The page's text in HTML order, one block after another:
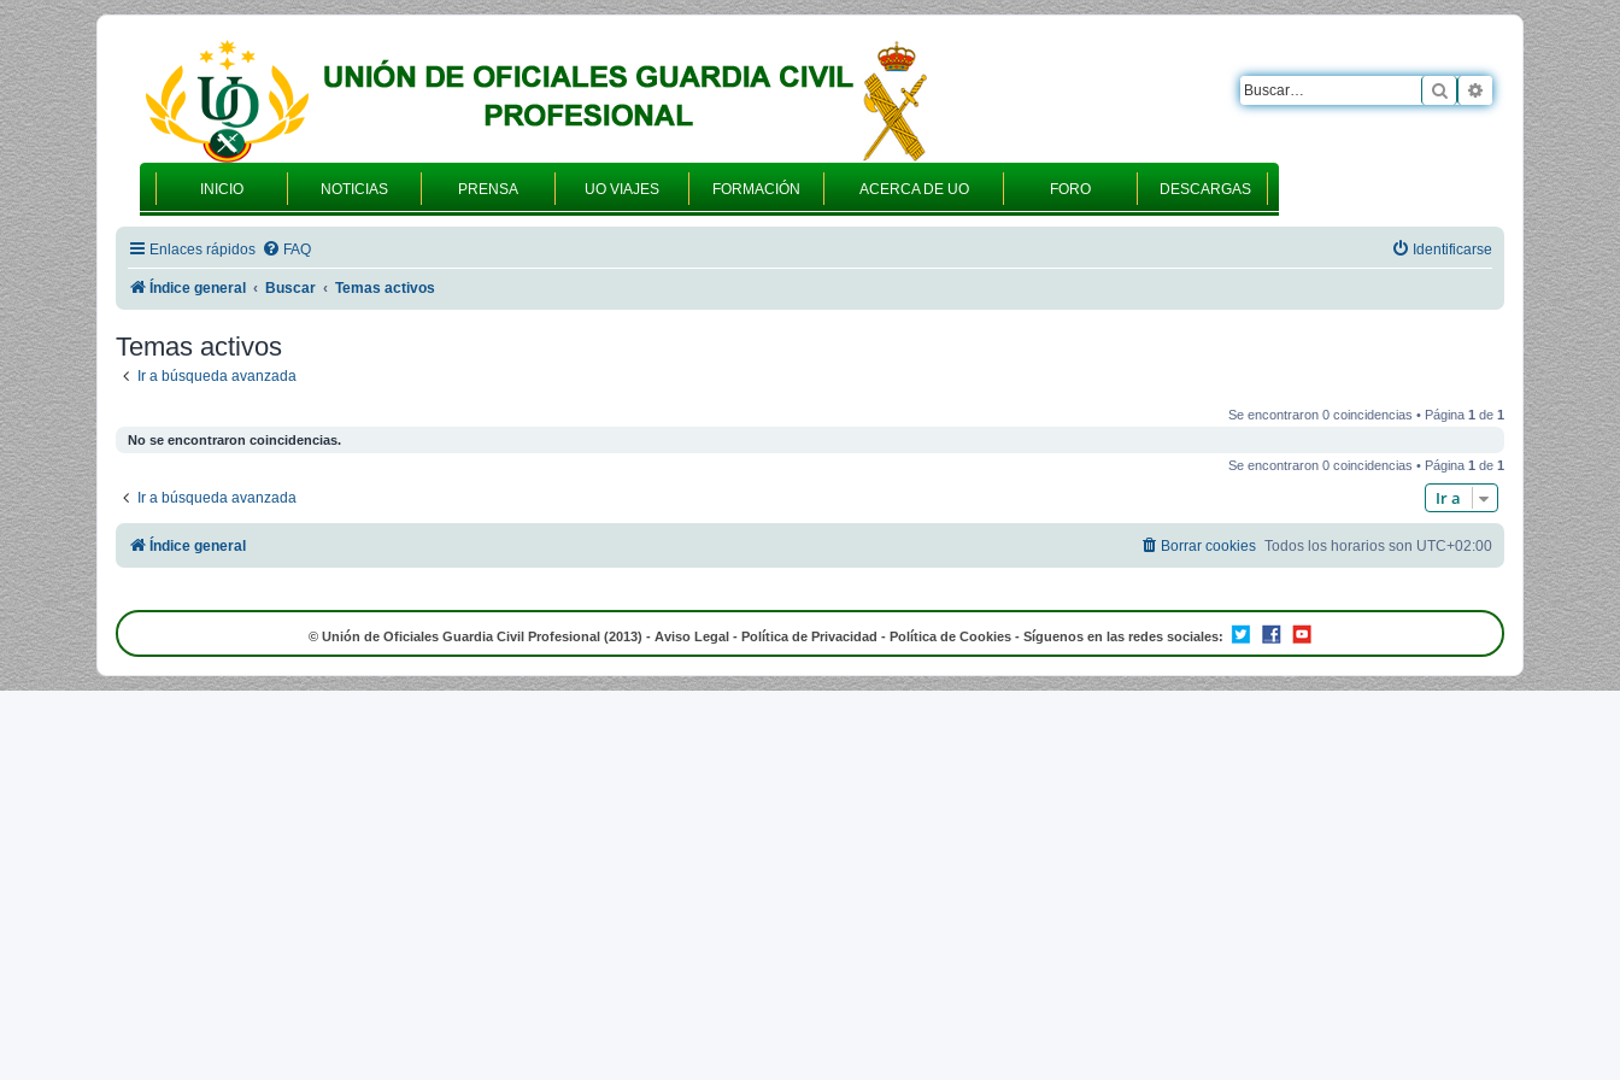
INICIO NOTICIAS PRENSA UO VIAJES FORMACIÓN ACERCA DE UO FORO DESCARGAS
Buscar Búsqueda
Enlaces rápidos FAQ Identificarse
Índice general Buscar Temas activos
Temas activos
Ir a búsqueda avanzada
Se encontraron 0 coincidencias • Página 1 de 1
No se encontraron coincidencias.
Se encontraron 0 coincidencias • Página 1 de 1
Ir a búsqueda avanzada Ir a
Índice general Todos los horarios son UTC+02:00
Borrar cookies
© Unión de Oficiales Guardia Civil Profesional (2013) - Aviso Legal - Política de Privacidad - Política de Cookies - Síguenos en las redes sociales: